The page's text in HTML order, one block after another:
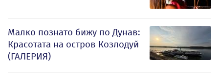
Малко познато бижу по Дунав:
Красотата на остров Козлодуй
(ГАЛЕРИЯ)